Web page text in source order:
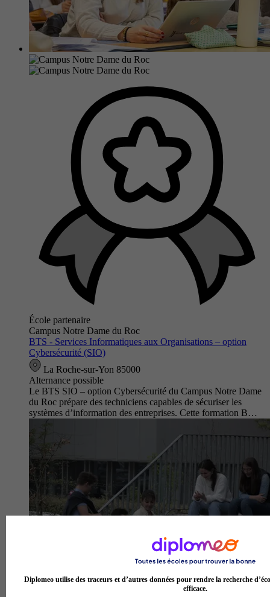
École partenaire
Campus Notre Dame du Roc
BTS - Services Informatiques aux Organisations – option
Cybersécurité (SIO)
La Roche-sur-Yon 85000
Alternance possible
Le BTS SIO – option Cybersécurité du Campus Notre Dame
du Roc prépare des techniciens capables de sécuriser les
systèmes d’information des entreprises. Cette formation B…
Diplomeo utilise des traceurs et d’autres données pour rendre la recherche
efficace.